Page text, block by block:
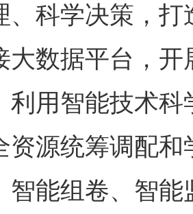
、科学决策，
大数据平台，
利用智能技术
资源统筹调配
智能组卷、智